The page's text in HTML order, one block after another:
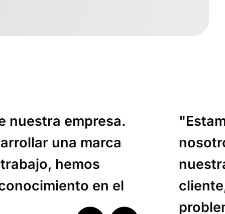
nuestra empresa.
una marca
hemos
en el